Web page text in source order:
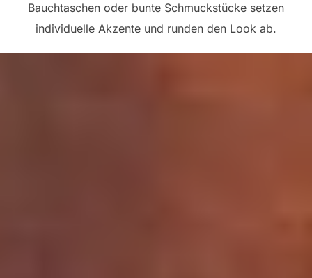
Bauchtaschen oder bunte Schmuckstücke setzen
individuelle Akzente und runden den Look ab.